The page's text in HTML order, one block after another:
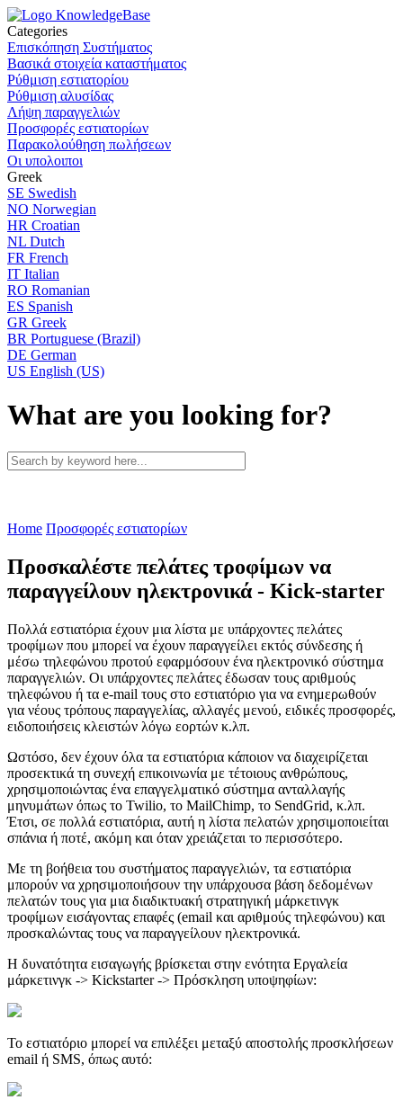
Categories
Επισκόπηση Συστήματος
Βασικά στοιχεία καταστήματος
Ρύθμιση εστιατορίου
Ρύθμιση αλυσίδας
Λήψη παραγγελιών
Προσφορές εστιατορίων
Παρακολούθηση πωλήσεων
Οι υπολοιποι
Greek
SE Swedish
NO Norwegian
HR Croatian
NL Dutch
FR French
IT Italian
RO Romanian
ES Spanish
GR Greek
BR Portuguese (Brazil)
DE German
US English (US)
What are you looking for?
Home Προσφορές εστιατορίων
Προσκαλέστε πελάτες τροφίμων να
παραγγείλουν ηλεκτρονικά - Kick-starter
Πολλά εστιατόρια έχουν μια λίστα με υπάρχοντες πελάτες
τροφίμων που μπορεί να έχουν παραγγείλει εκτός σύνδεσης ή
μέσω τηλεφώνου προτού εφαρμόσουν ένα ηλεκτρονικό σύστημα
παραγγελιών. Οι υπάρχοντες πελάτες έδωσαν τους αριθμούς
τηλεφώνου ή τα e-mail τους στο εστιατόριο για να ενημερωθούν
για νέους τρόπους παραγγελίας, αλλαγές μενού, ειδικές προσφορές,
ειδοποιήσεις κλειστών λόγω εορτών κ.λπ.
Ωστόσο, δεν έχουν όλα τα εστιατόρια κάποιον να διαχειρίζεται
προσεκτικά τη συνεχή επικοινωνία με τέτοιους ανθρώπους,
χρησιμοποιώντας ένα επαγγελματικό σύστημα ανταλλαγής
μηνυμάτων όπως το Twilio, το MailChimp, το SendGrid, κ.λπ.
Έτσι, σε πολλά εστιατόρια, αυτή η λίστα πελατών χρησιμοποιείται
σπάνια ή ποτέ, ακόμη και όταν χρειάζεται το περισσότερο.
Με τη βοήθεια του συστήματος παραγγελιών, τα εστιατόρια
μπορούν να χρησιμοποιήσουν την υπάρχουσα βάση δεδομένων
πελατών τους για μια διαδικτυακή στρατηγική μάρκετινγκ
τροφίμων εισάγοντας επαφές (email και αριθμούς τηλεφώνου) και
προσκαλώντας τους να παραγγείλουν ηλεκτρονικά.
Η δυνατότητα εισαγωγής βρίσκεται στην ενότητα Εργαλεία
μάρκετινγκ -> Kickstarter -> Πρόσκληση υποψηφίων:
Το εστιατόριο μπορεί να επιλέξει μεταξύ αποστολής προσκλήσεων
email ή SMS, όπως αυτό: